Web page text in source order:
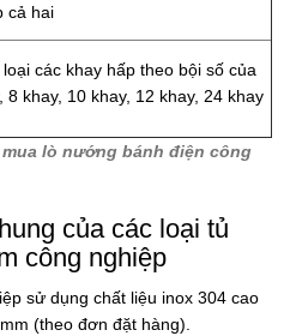
cả hai
các khay hấp theo bội số của
8 khay, 10 khay, 12 khay, 24 khay
lò nướng bánh điện công
của các loại tủ
công nghiệp
sử dụng chất liệu inox 304 cao
(theo đơn đặt hàng).